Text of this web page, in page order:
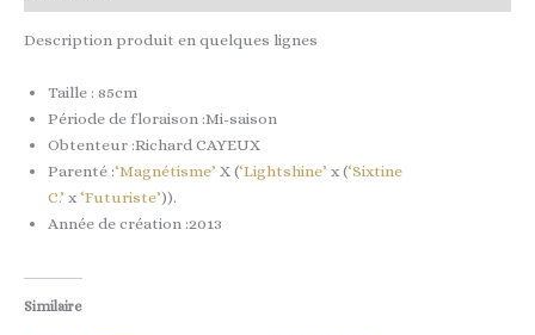
Description produit en quelques lignes
Taille : 85cm
Période de floraison :Mi-saison
Obtenteur :Richard CAYEUX
Parenté :‘Magnétisme’ X (‘Lightshine’ x (‘Sixtine
C.’ x ‘Futuriste’)).
Année de création :2013
Similaire